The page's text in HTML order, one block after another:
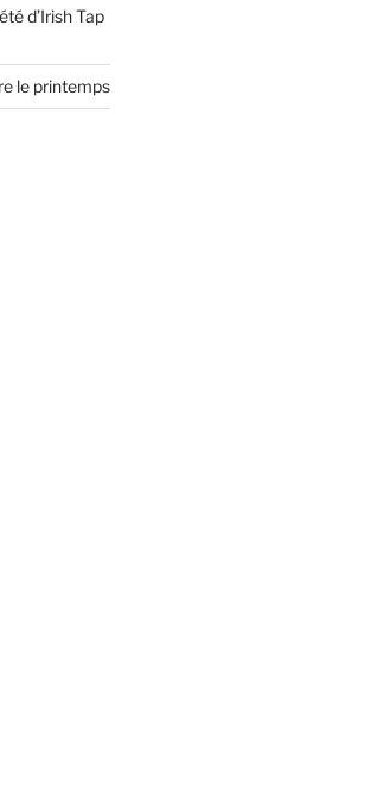
d’Irish Tap
le printemps